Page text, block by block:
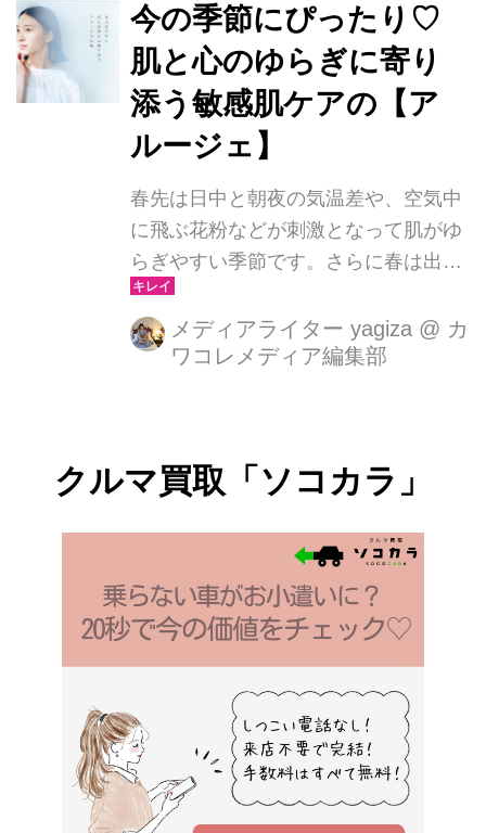
今の季節にぴったり♡
肌と心のゆらぎに寄り
添う敏感肌ケアの【ア
ルージェ】
春先は日中と朝夜の気温差や、空気中
に飛ぶ花粉などが刺激となって肌がゆ
らぎやすい季節です。さらに春は出会
いと別れの季節、環境の変化に心もゆ
らぎやすいのではないでしょうか。そ
んな 肌と心のゆらぎに寄り添う敏感肌
メディアライター yagiza @ カ
ワコレメディア編集部
クルマ買取「ソコカラ」